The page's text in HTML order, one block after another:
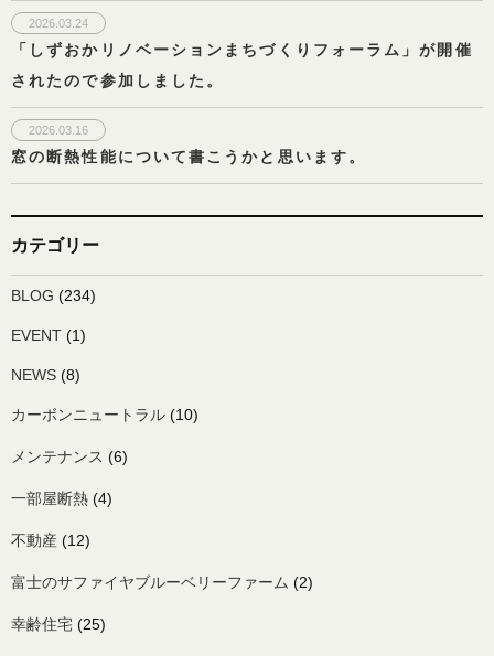
2026.03.24
「しずおかリノベーションまちづくりフォーラム」が開催
されたので参加しました。
2026.03.16
窓の断熱性能について書こうかと思います。
カテゴリー
BLOG (234)
EVENT (1)
NEWS (8)
カーボンニュートラル (10)
メンテナンス (6)
一部屋断熱 (4)
不動産 (12)
富士のサファイヤブルーベリーファーム (2)
幸齢住宅 (25)